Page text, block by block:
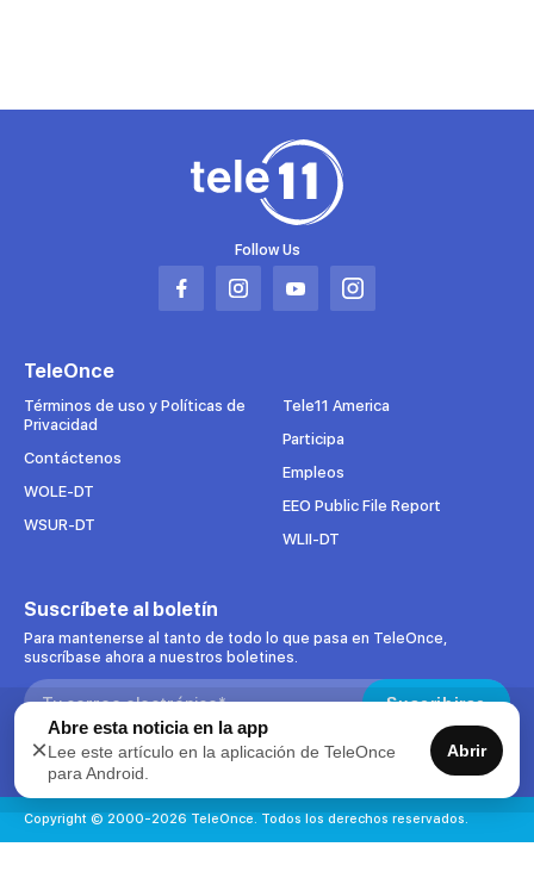
Follow Us
Abrir
pestaña
Abrir
pestaña
Abrir
pestaña
Abrir
pestaña
TeleOnce
Términos de uso y Políticas de
Privacidad
Contáctenos
WOLE-DT
WSUR-DT
Tele11 America
Participa
Empleos
EEO Public File Report
WLII-DT
Suscríbete al boletín
Para mantenerse al tanto de todo lo que pasa en TeleOnce,
suscríbase ahora a nuestros boletines.
Search: Suscribirse
Acepto uso de datos
Copyright © 2000-2026 TeleOnce. Todos los derechos reservados.
×
Abre esta noticia en la app
Lee este artículo en la aplicación de TeleOnce
para Android.
Abrir